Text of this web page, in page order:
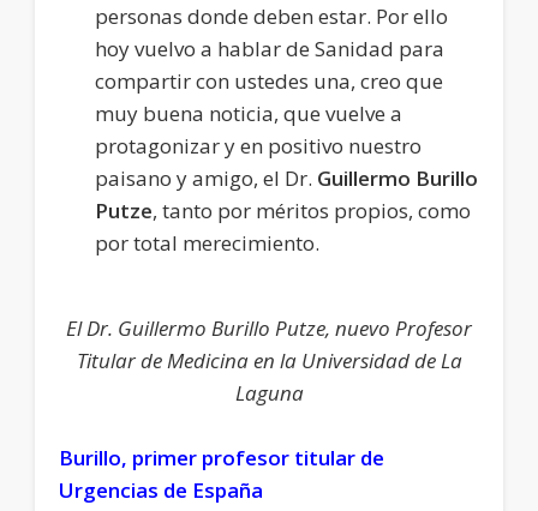
personas donde deben estar. Por ello
hoy vuelvo a hablar de Sanidad para
compartir con ustedes una, creo que
muy buena noticia, que vuelve a
protagonizar y en positivo nuestro
paisano y amigo, el Dr. Guillermo Burillo
Putze, tanto por méritos propios, como
por total merecimiento.
El Dr. Guillermo Burillo Putze, nuevo Profesor
Titular de Medicina en la Universidad de La
Laguna
Burillo, primer profesor titular de
Urgencias de España